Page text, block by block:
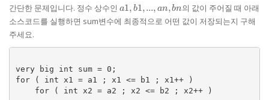
간단한 문제입니다. 정수 상수인 a1,
b1,
...,
bn
a1, b1,..., an,bn의 값이 주어질 때 아래
소스코드를 실행하면 sum변수에 최종적으로 어떤 값이 저장되는지 구해
주세요.
very big int sum = 0;
for ( int x1 = a1 ; x1 <= b1 ; x1++ )